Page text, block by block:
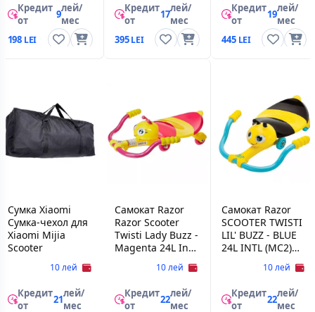
Кредит
от
9лей/
мес
198
Кредит
от
17лей/
мес
395
Кредит
от
19лей/
мес
445
Сумка Xiaomi
Сумка-чехол для
Xiaomi Mijia
Scooter
10 лей
Кредит
от
21лей/
мес
Самокат Razor
Razor Scooter
Twisti Lady Buzz -
Magenta 24L Intl
Пластик,
10 лей
Кредит
от
22лей/
мес
Самокат Razor
SCOOTER TWISTI
LIL' BUZZ - BLUE
24L INTL (MC2)
4-х колесный,
Жёлтый,
10 лей
Кредит
от
22лей/
мес